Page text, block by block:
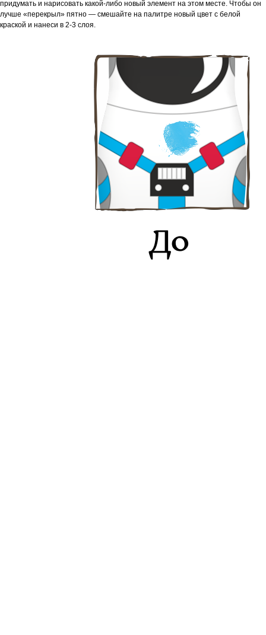
придумать и нарисовать какой-либо новый элемент на этом месте. Чтобы он
лучше «перекрыл» пятно — смешайте на палитре новый цвет с белой
краской и нанеси в 2-3 слоя.